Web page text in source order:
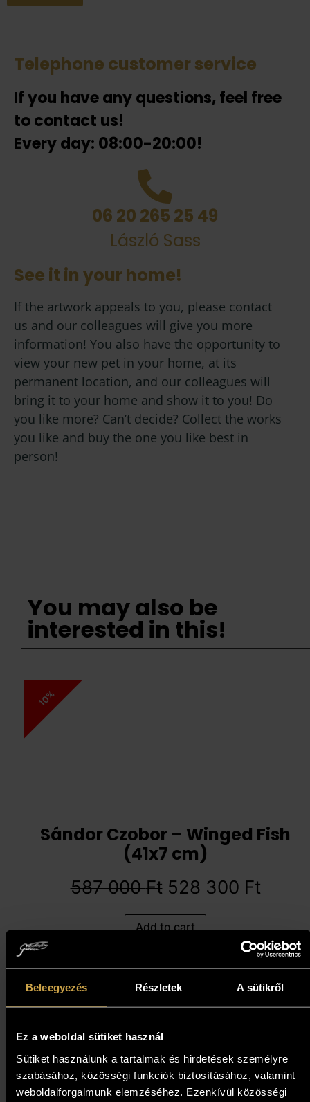
Beleegyezés Részletek A sütikről
Ez a weboldal sütiket használ
Sütiket használunk a tartalmak és hirdetések személyre
szabásához, közösségi funkciók biztosításához, valamint
weboldalforgalmunk elemzéséhez. Ezenkívül közösségi
Telephone customer service
If you have any questions, feel free
to contact us!
Every day: 08:00-20:00!
06 20 265 25 49
László Sass
See it in your home!
If the artwork appeals to you, please contact
us and our colleagues will give you more
information! You also have the opportunity to
view your new pet in your home, at its
permanent location, and our colleagues will
bring it to your home and show it to you! Do
you like more? Can’t decide? Collect the works
you like and buy the one you like best in
person!
You may also be
interested in this!
10%
Sándor Czobor – Winged Fish
(41x7 cm)
587 000Ft 528 300 Ft
Add to cart
10%